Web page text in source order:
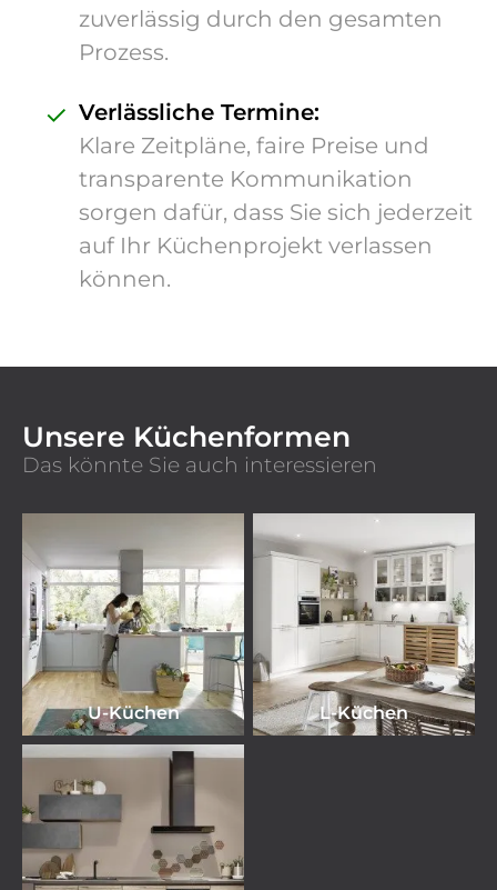
zuverlässig durch den gesamten
Prozess.
✓ Verlässliche Termine:
Klare Zeitpläne, faire Preise und
transparente Kommunikation
sorgen dafür, dass Sie sich jederzeit
auf Ihr Küchenprojekt verlassen
können.
Unsere Küchenformen
Das könnte Sie auch interessieren
U-Küchen L-Küchen